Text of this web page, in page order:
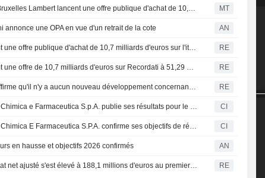
CVC et le Groupe Bruxelles Lambert lancent une offre publique d'achat de 10,7 milliards d'euros sur Recordati MT
annonce une OPA en vue d'un retrait de la cote AN
CVC et GBL lancent une offre publique d'achat de 10,7 milliards d'euros sur l'italien Recordati RE
CVC et GBL lancent une offre de 10,7 milliards d'euros sur Recordati à 51,29 euros par action RE
Recordati : le DG affirme qu'il n'y a aucun nouveau développement concernant un retrait de la cote par CVC RE
Recordati Industria Chimica e Farmaceutica S.p.A. publie ses résultats pour le premier trimestre clos le 31 mars 2026 CI
Recordati Industria Chimica E Farmaceutica S.P.A. confirme ses objectifs de résultats pour 2026 et maintient ses prévisions pour 2027 CI
en hausse et objectifs 2026 confirmés AN
Recordati : le résultat net ajusté s'est élevé à 188,1 millions d'euros au premier trimestre RE